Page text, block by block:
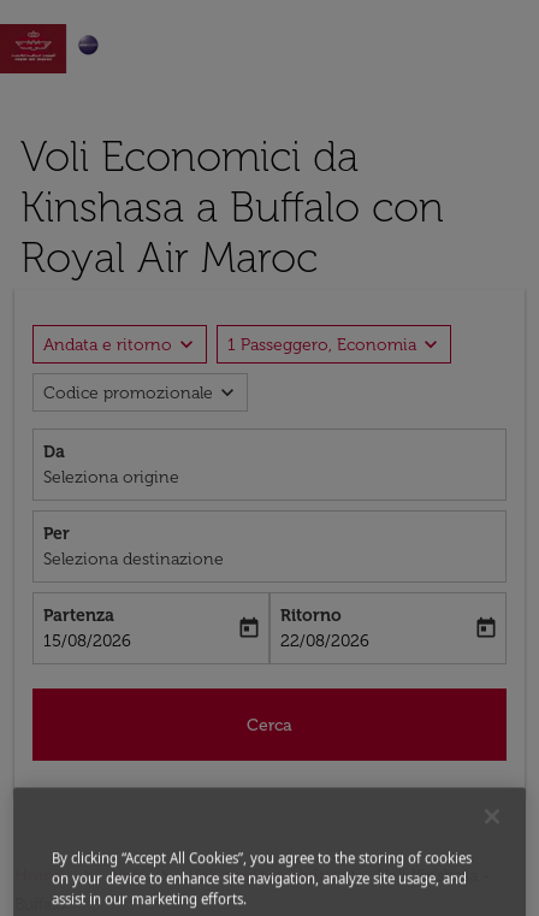

Voli Economici da
Kinshasa a Buffalo con
Royal Air Maroc
Andata e ritorno expand_more 1 Passeggero, Economia expand_more
Codice promozionale expand_more
Da
Seleziona origine
Per
Seleziona destinazione
Partenza
fc-booking-departure-date-aria-label
15/08/2026
today
Ritorno
fc-booking-return-date-aria-label
22/08/2026
today
Cerca
Home Voli Voli per Stati Uniti
Voli Kinshasa -
Buffalo
By clicking “Accept All Cookies”, you agree to the storing of cookies
on your device to enhance site navigation, analyze site usage, and
assist in our marketing efforts.